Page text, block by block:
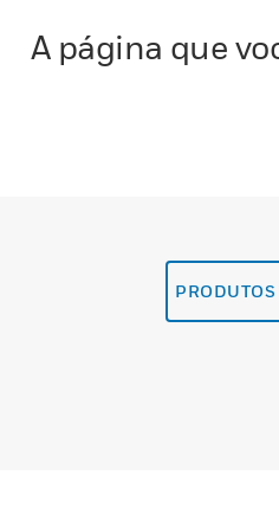
A página que
PRODUTOS